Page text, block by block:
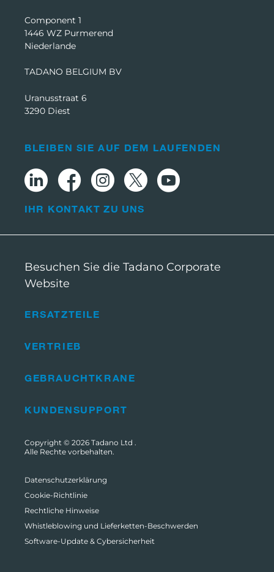
Component 1
1446 WZ Purmerend
Niederlande
TADANO BELGIUM BV
Uranusstraat 6
3290 Diest
ERSATZTEILE
VERTRIEB
GEBRAUCHTKRANE
KUNDENSUPPORT
BLEIBEN SIE AUF DEM LAUFENDEN
IHR KONTAKT ZU UNS
Besuchen Sie die Tadano Corporate
Website
Copyright © 2026 Tadano Ltd .
Alle Rechte vorbehalten.
Datenschutzerklärung
Cookie-Richtlinie
Rechtliche Hinweise
Whistleblowing und Lieferketten-Beschwerden
Software-Update & Cybersicherheit